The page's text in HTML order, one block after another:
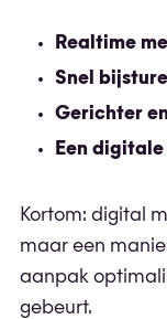
Realtime
Snel
Gerichter
Een
Kortom: digital
maar een
aanpak
gebeurt.